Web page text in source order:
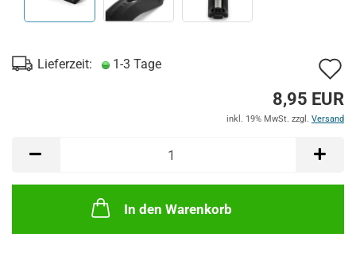
Lieferzeit: 1-3 Tage
8,95 EUR
inkl. 19% MwSt. zzgl. Versand
In den Warenkorb